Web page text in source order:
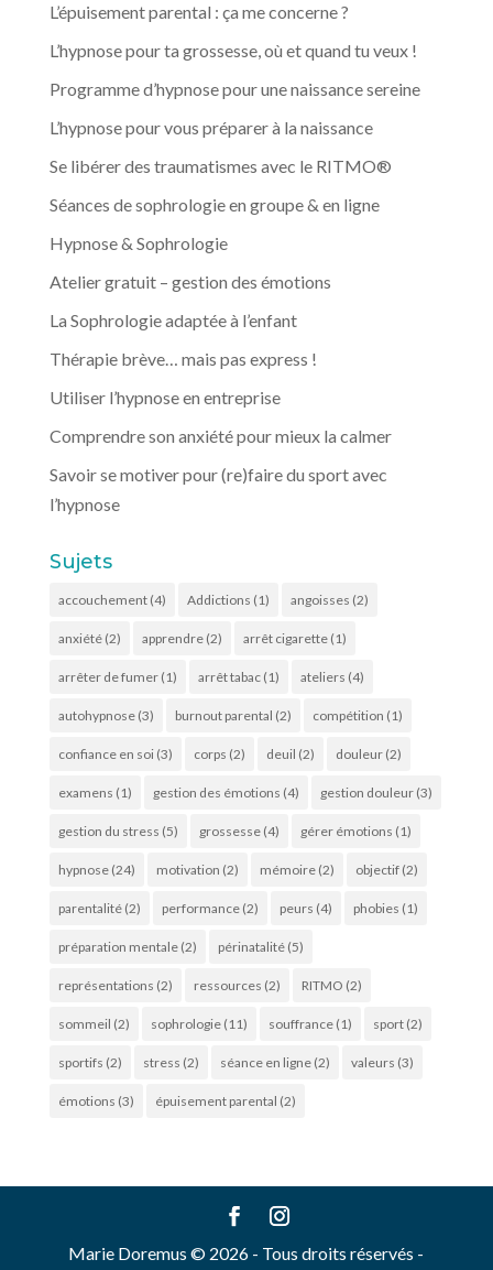
L’épuisement parental : ça me concerne ?
L’hypnose pour ta grossesse, où et quand tu veux !
Programme d’hypnose pour une naissance sereine
L’hypnose pour vous préparer à la naissance
Se libérer des traumatismes avec le RITMO®
Séances de sophrologie en groupe & en ligne
Hypnose & Sophrologie
Atelier gratuit – gestion des émotions
La Sophrologie adaptée à l’enfant
Thérapie brève… mais pas express !
Utiliser l’hypnose en entreprise
Comprendre son anxiété pour mieux la calmer
Savoir se motiver pour (re)faire du sport avec
l’hypnose
Sujets
accouchement(4) Addictions (1) angoisses (2)
anxiété(2) apprendre(2) arrêt cigarette(1)
arrêter de fumer(1) arrêt tabac(1) ateliers (4)
autohypnose(3) burnout parental (2) compétition (1)
confiance en soi(3) corps (2) deuil (2) douleur(2)
examens (1) gestion des émotions (4) gestion douleur(3)
gestion du stress (5) grossesse(4) gérer émotions (1)
hypnose(24) motivation (2) mémoire(2) objectif(2)
parentalité(2) performance(2) peurs (4) phobies (1)
préparation mentale(2) périnatalité(5)
représentations (2) ressources (2) RITMO (2)
sommeil (2) sophrologie(11) souffrance(1) sport(2)
sportifs (2) stress (2) séance en ligne(2) valeurs (3)
émotions (3) épuisement parental (2)
Marie Doremus © 2026 - Tous droits réservés -